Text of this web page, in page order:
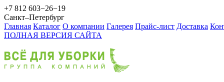
+7 812 603−26−19
Санкт–Петербург
Главная Каталог О компании Галерея Прайс-лист Доставка
ПОЛНАЯ ВЕРСИЯ САЙТА